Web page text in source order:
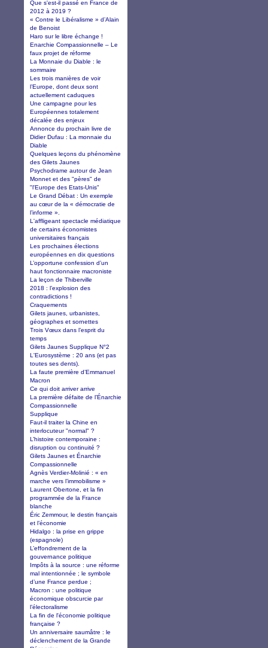
Que s'est-il passé en France de
2012 à 2019 ?
« Contre le Libéralisme » d’Alain
de Benoist
Haro sur le libre échange !
Enarchie Compassionnelle – Le
faux projet de réforme
La Monnaie du Diable : le
sommaire
Les trois manières de voir
l’Europe, dont deux sont
actuellement caduques
Une campagne pour les
Européennes totalement
décalée des enjeux
Annonce du prochain livre de
Didier Dufau : La monnaie du
Diable
Quelques leçons du phénomène
des Gilets Jaunes
Psychodrame autour de Jean
Monnet et des "pères" de
"l'Europe des Etats-Unis"
Le Grand Débat : Un exemple
au cœur de la « démocratie de
l’informe ».
L'affligeant spectacle médiatique
de certains économistes
universitaires français
Les prochaines élections
européennes en dix questions
L’opportune confession d’un
haut fonctionnaire macroniste
La leçon de Thiberville
2018 : l’explosion des
contradictions !
Craquements
Gilets jaunes, urbanistes,
géographes et sornettes
Trois Vœux dans l’esprit du
temps
Gilets Jaunes Supplique N°2
L'Eurosystème : 20 ans (et pas
toutes ses dents).
La faute première d’Emmanuel
Macron
Ce qui doit arriver arrive
La première défaite de l’Énarchie
Compassionnelle
Supplique
Faut-il traiter la Chine en
interlocuteur "normal" ?
L’histoire contemporaine :
disruption ou continuité ?
Gilets Jaunes et Énarchie
Compassionnelle
Agnès Verdier-Molinié : « en
marche vers l’immobilisme »
Laurent Obertone, et la fin
programmée de la France
blanche
Éric Zemmour, le destin français
et l’économie
Hidalgo : la prise en grippe
(espagnole)
L’effondrement de la
gouvernance politique
Impôts à la source : une réforme
mal intentionnée ; le symbole
d’une France perdue ;
Macron : une politique
économique obscurcie par
l’électoralisme
La fin de l'économie politique
française ?
Un anniversaire saumâtre : le
déclenchement de la Grande